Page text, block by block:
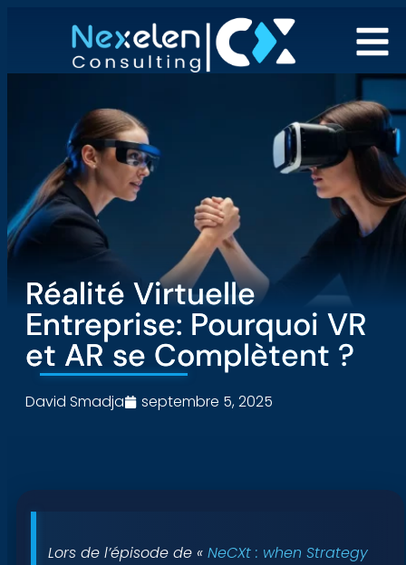
Réalité Virtuelle
Entreprise: Pourquoi VR
et AR se Complètent ?
David Smadja septembre 5, 2025
Lors de l’épisode de « NeCXt : when Strategy